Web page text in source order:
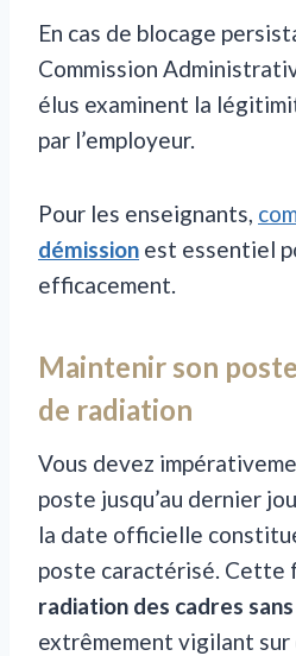
En cas de blocage
Commission
élus examinent la
par l’employeur.
Pour les enseignants,
démission est essentiel
efficacement.
Maintenir son
de radiation
Vous devez
poste jusqu’au dernier
la date officielle
poste caractérisé. Cette
radiation des cadres
extrêmement vigilant sur